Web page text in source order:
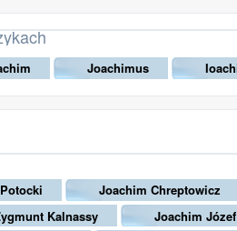
Joachimus
Joachim Chreptowicz
Kalnassy
Joachim